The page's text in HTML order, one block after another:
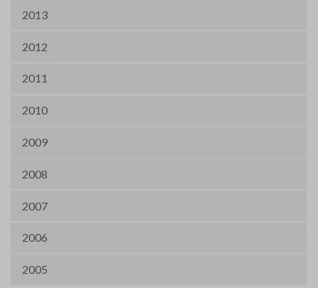
2013
2012
2011
2010
2009
2008
2007
2006
2005